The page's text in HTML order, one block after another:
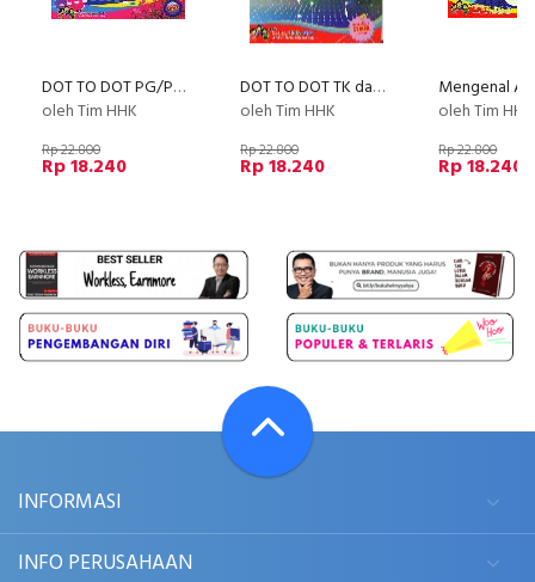
DOT TO DOT PG/PAUD semester 2
oleh Tim HHK
Rp 22.800
Rp 18.240
DOT TO DOT TK dan Mewarnai TK A semester 1
oleh Tim HHK
Rp 22.800
Rp 18.240
oleh Tim HHK
Rp 22.800
Rp 18.240
INFORMASI
INFO PERUSAHAAN